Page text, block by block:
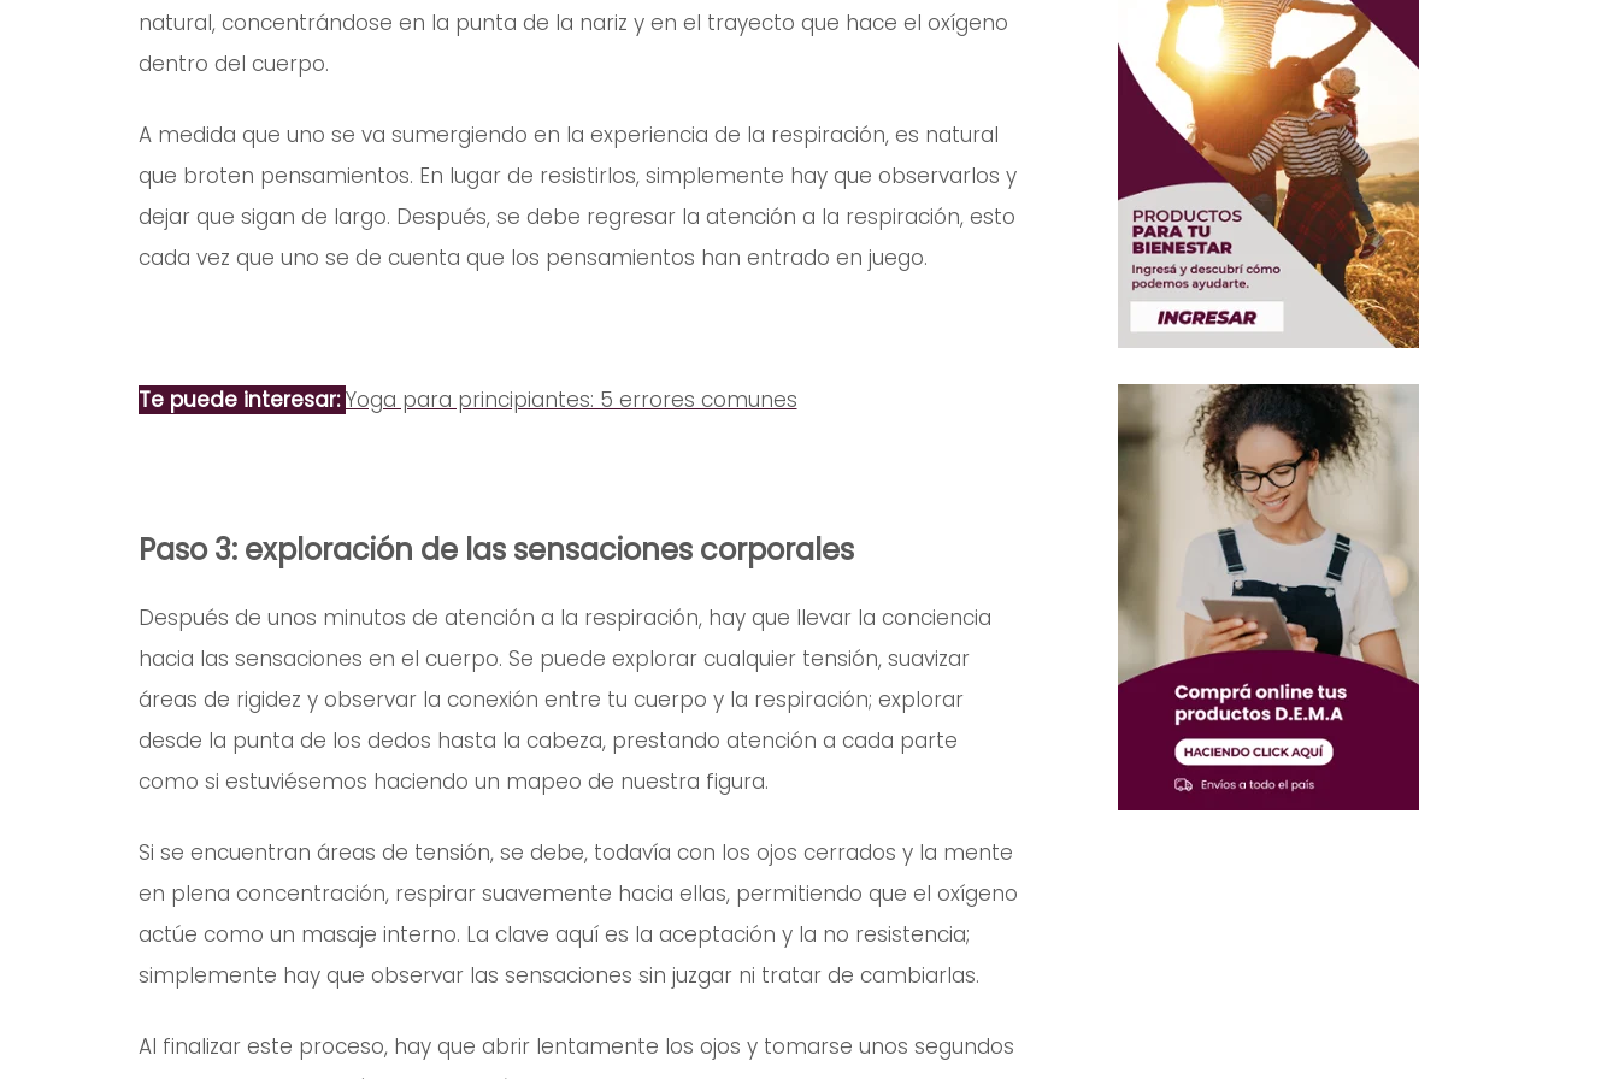
natural, concentrándose en la punta de la nariz y en el trayecto que hace el oxígeno
dentro del cuerpo.
A medida que uno se va sumergiendo en la experiencia de la respiración, es natural
que broten pensamientos. En lugar de resistirlos, simplemente hay que observarlos y
dejar que sigan de largo. Después, se debe regresar la atención a la respiración, esto
cada vez que uno se de cuenta que los pensamientos han entrado en juego.
Te puede interesar:Yoga para principiantes: 5 errores comunes
Paso 3: exploración de las sensaciones corporales
Después de unos minutos de atención a la respiración, hay que llevar la conciencia
hacia las sensaciones en el cuerpo. Se puede explorar cualquier tensión, suavizar
áreas de rigidez y observar la conexión entre tu cuerpo y la respiración; explorar
desde la punta de los dedos hasta la cabeza, prestando atención a cada parte
como si estuviésemos haciendo un mapeo de nuestra figura.
Si se encuentran áreas de tensión, se debe, todavía con los ojos cerrados y la mente
en plena concentración, respirar suavemente hacia ellas, permitiendo que el oxígeno
actúe como un masaje interno. La clave aquí es la aceptación y la no resistencia;
simplemente hay que observar las sensaciones sin juzgar ni tratar de cambiarlas.
Al finalizar este proceso, hay que abrir lentamente los ojos y tomarse unos segundos